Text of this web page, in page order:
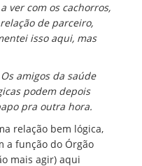
ver com os cachorros,
de parceiro,
isso aqui, mas
amigos da saúde
podem depois
pra outra hora.
relação bem lógica,
a função do Órgão
mais agir) aqui